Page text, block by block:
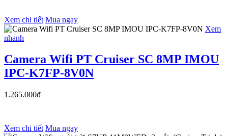
Xem chi tiết Mua ngay
Xem
nhanh
Camera Wifi PT Cruiser SC 8MP IMOU
IPC-K7FP-8V0N
1.265.000đ
Xem chi tiết Mua ngay